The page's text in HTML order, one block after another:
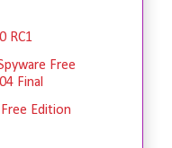
RC1
Free
Final
Edition